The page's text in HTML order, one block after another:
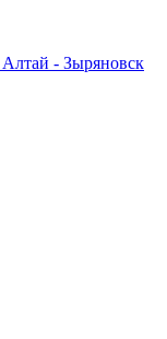
- Зыряновск